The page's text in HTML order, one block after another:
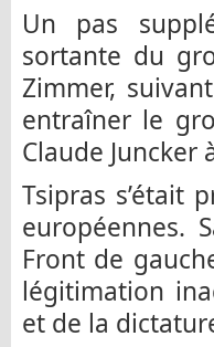
Un pas
sortante du
Zimmer,
entraîner le
Claude
Tsipras s’était
européennes.
Front de
légitimation
et de la